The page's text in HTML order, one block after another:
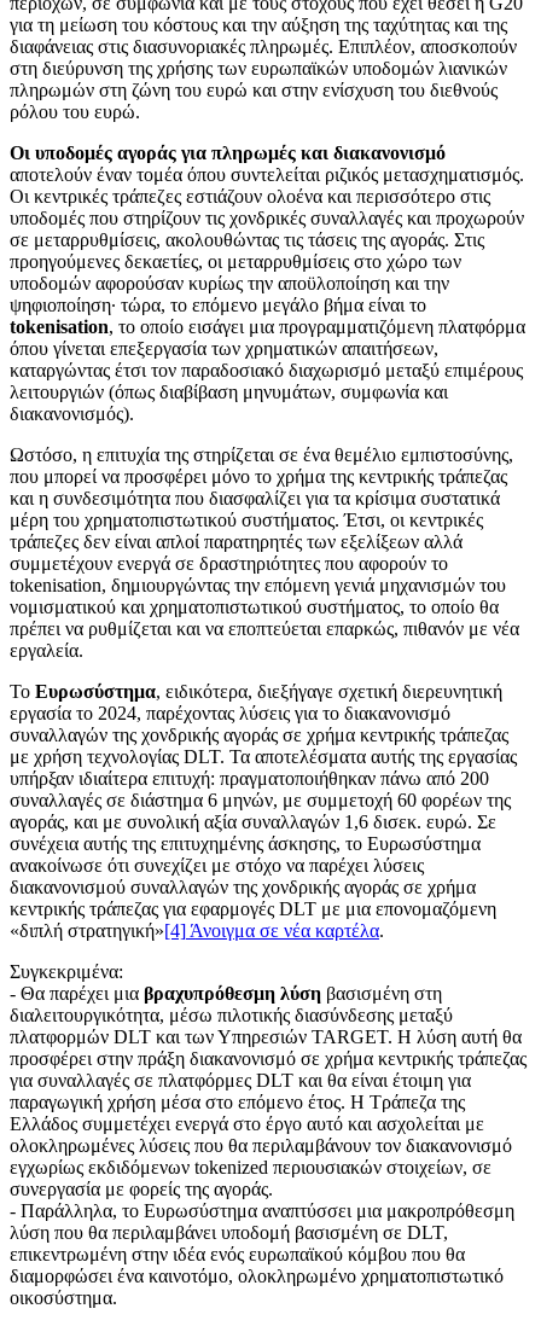
για τη μείωση του κόστους και την αύξηση της ταχύτητας και της
διαφάνειας στις διασυνοριακές πληρωμές. Επιπλέον, αποσκοπούν
στη διεύρυνση της χρήσης των ευρωπαϊκών υποδομών λιανικών
πληρωμών στη ζώνη του ευρώ και στην ενίσχυση του διεθνούς
ρόλου του ευρώ.
Οι υποδομές αγοράς για πληρωμές και διακανονισμό
αποτελούν έναν τομέα όπου συντελείται ριζικός μετασχηματισμός.
Οι κεντρικές τράπεζες εστιάζουν ολοένα και περισσότερο στις
υποδομές που στηρίζουν τις χονδρικές συναλλαγές και προχωρούν
σε μεταρρυθμίσεις, ακολουθώντας τις τάσεις της αγοράς. Στις
προηγούμενες δεκαετίες, οι μεταρρυθμίσεις στο χώρο των
υποδομών αφορούσαν κυρίως την αποϋλοποίηση και την
ψηφιοποίηση· τώρα, το επόμενο μεγάλο βήμα είναι το
tokenisation, το οποίο εισάγει μια προγραμματιζόμενη πλατφόρμα
όπου γίνεται επεξεργασία των χρηματικών απαιτήσεων,
καταργώντας έτσι τον παραδοσιακό διαχωρισμό μεταξύ επιμέρους
λειτουργιών (όπως διαβίβαση μηνυμάτων, συμφωνία και
διακανονισμός).
Ωστόσο, η επιτυχία της στηρίζεται σε ένα θεμέλιο εμπιστοσύνης,
που μπορεί να προσφέρει μόνο το χρήμα της κεντρικής τράπεζας
και η συνδεσιμότητα που διασφαλίζει για τα κρίσιμα συστατικά
μέρη του χρηματοπιστωτικού συστήματος. Έτσι, οι κεντρικές
τράπεζες δεν είναι απλοί παρατηρητές των εξελίξεων αλλά
συμμετέχουν ενεργά σε δραστηριότητες που αφορούν το
tokenisation, δημιουργώντας την επόμενη γενιά μηχανισμών του
νομισματικού και χρηματοπιστωτικού συστήματος, το οποίο θα
πρέπει να ρυθμίζεται και να εποπτεύεται επαρκώς, πιθανόν με νέα
εργαλεία.
Το Ευρωσύστημα, ειδικότερα, διεξήγαγε σχετική διερευνητική
εργασία το 2024, παρέχοντας λύσεις για το διακανονισμό
συναλλαγών της χονδρικής αγοράς σε χρήμα κεντρικής τράπεζας
με χρήση τεχνολογίας DLT. Τα αποτελέσματα αυτής της εργασίας
υπήρξαν ιδιαίτερα επιτυχή: πραγματοποιήθηκαν πάνω από 200
συναλλαγές σε διάστημα 6 μηνών, με συμμετοχή 60 φορέων της
αγοράς, και με συνολική αξία συναλλαγών 1,6 δισεκ. ευρώ. Σε
συνέχεια αυτής της επιτυχημένης άσκησης, το Ευρωσύστημα
ανακοίνωσε ότι συνεχίζει με στόχο να παρέχει λύσεις
διακανονισμού συναλλαγών της χονδρικής αγοράς σε χρήμα
κεντρικής τράπεζας για εφαρμογές DLT με μια επονομαζόμενη
«διπλή στρατηγική»[4] Άνοιγμα σε νέα καρτέλα.
Συγκεκριμένα:
- Θα παρέχει μια βραχυπρόθεσμη λύση βασισμένη στη
διαλειτουργικότητα, μέσω πιλοτικής διασύνδεσης μεταξύ
πλατφορμών DLT και των Υπηρεσιών TARGET. Η λύση αυτή θα
προσφέρει στην πράξη διακανονισμό σε χρήμα κεντρικής τράπεζας
για συναλλαγές σε πλατφόρμες DLT και θα είναι έτοιμη για
παραγωγική χρήση μέσα στο επόμενο έτος. Η Τράπεζα της
Ελλάδος συμμετέχει ενεργά στο έργο αυτό και ασχολείται με
ολοκληρωμένες λύσεις που θα περιλαμβάνουν τον διακανονισμό
εγχωρίως εκδιδόμενων tokenized περιουσιακών στοιχείων, σε
συνεργασία με φορείς της αγοράς.
- Παράλληλα, το Ευρωσύστημα αναπτύσσει μια μακροπρόθεσμη
λύση που θα περιλαμβάνει υποδομή βασισμένη σε DLT,
επικεντρωμένη στην ιδέα ενός ευρωπαϊκού κόμβου που θα
διαμορφώσει ένα καινοτόμο, ολοκληρωμένο χρηματοπιστωτικό
οικοσύστημα.